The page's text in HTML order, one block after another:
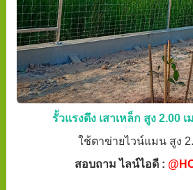
รั้วแรงดึง เสาเหล็ก สูง 2.00
ใช้ตาข่ายไวน์แมน สูง
สอบถาม ไลน์ไอดี :